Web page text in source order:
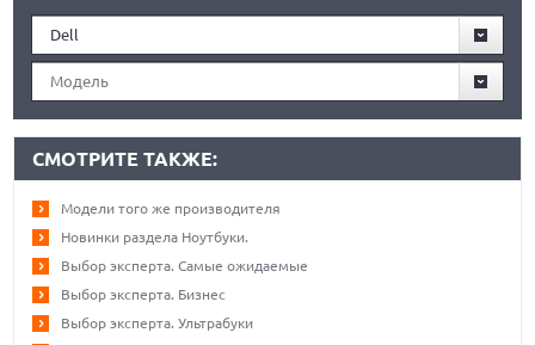
Dell
Модель
СМОТРИТЕ ТАКЖЕ:
Модели того же производителя
Новинки раздела Ноутбуки.
Выбор эксперта. Самые ожидаемые
Выбор эксперта. Бизнес
Выбор эксперта. Ультрабуки